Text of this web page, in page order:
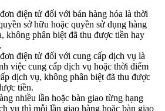
điện tử đối với bán hàng hóa là thời
sở hữu hoặc quyền sử dụng hàng
không phân biệt đã thu được tiền hay
điện tử đối với cung cấp dịch vụ là
việc cung cấp dịch vụ hoặc thời điểm
dịch vụ, không phân biệt đã thu được
tiền.
nhiều lần hoặc bàn giao từng hạng
vụ thì mỗi lần giao hàng hoặc bàn giao